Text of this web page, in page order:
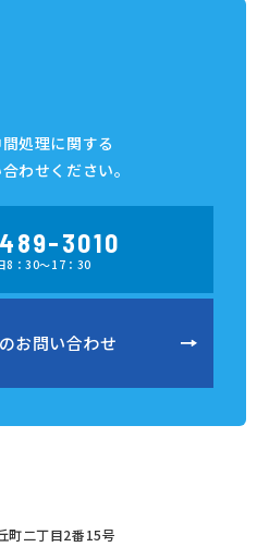
処理に関する
わせください。
3010
8：30～17：30
のお問い合わせ
町二丁目2番15号